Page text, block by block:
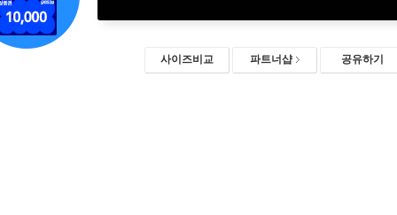
사이즈비교 파트너샵 공유하기